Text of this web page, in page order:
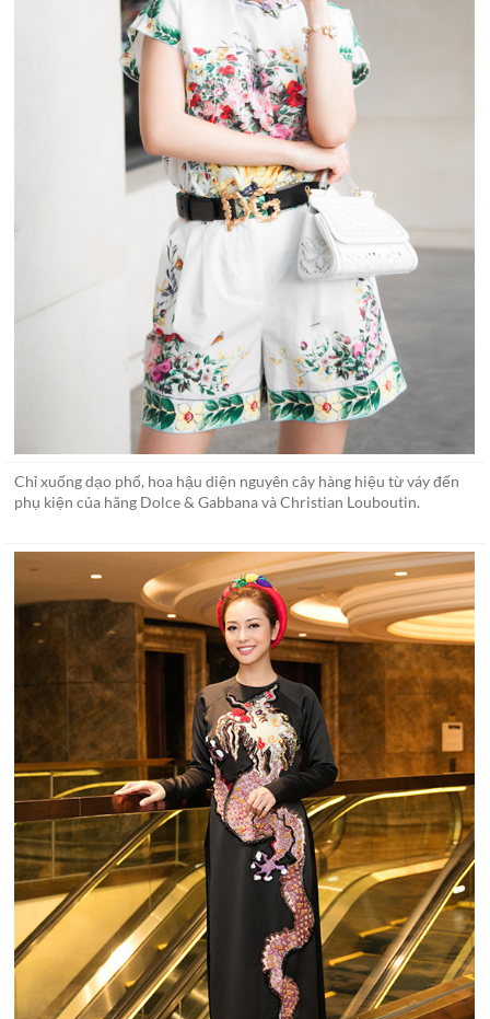
Chỉ xuống dạo phố, hoa hậu diện nguyên cây hàng hiệu từ váy đến
phụ kiện của hãng Dolce & Gabbana và Christian Louboutin.